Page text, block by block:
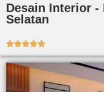
Desain Interior -
Selatan
